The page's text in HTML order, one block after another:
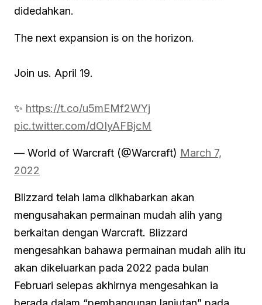
didedahkan.
The next expansion is on the horizon.
Join us. April 19.
✨ https://t.co/u5mEMf2WYj
pic.twitter.com/dOIyAFBjcM
— World of Warcraft (@Warcraft) March 7,
2022
Blizzard telah lama dikhabarkan akan
mengusahakan permainan mudah alih yang
berkaitan dengan Warcraft. Blizzard
mengesahkan bahawa permainan mudah alih itu
akan dikeluarkan pada 2022 pada bulan
Februari selepas akhirnya mengesahkan ia